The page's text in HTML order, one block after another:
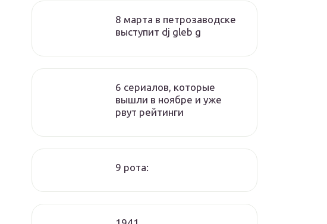
8 марта в петрозаводске
выступит dj gleb g
6 сериалов, которые
вышли в ноябре и уже
рвут рейтинги
9 рота: